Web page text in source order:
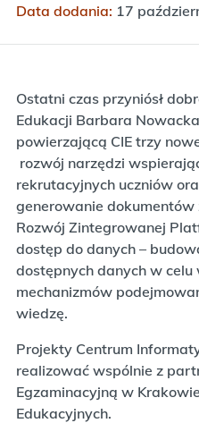
Data dodania: 17
Ostatni czas przyniósł
Edukacji Barbara
powierzającą CIE trzy
rozwój narzędzi
rekrutacyjnych uczniów
generowanie
Rozwój Zintegrowanej
dostęp do danych –
dostępnych danych w celu
mechanizmów
wiedzę.
Projekty Centrum
realizować wspólnie z
Egzaminacyjną w
Edukacyjnych.